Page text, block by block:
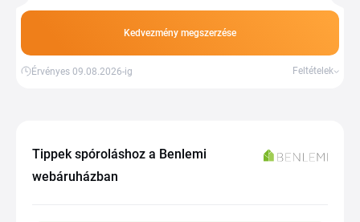
Kedvezmény megszerzése
Érvényes 09.08.2026-ig Feltételek
Tippek spóroláshoz a Benlemi
webáruházban